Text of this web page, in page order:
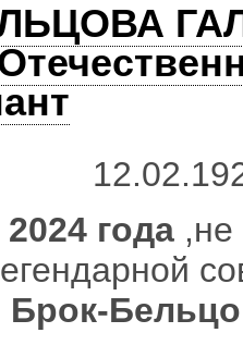
2024 года